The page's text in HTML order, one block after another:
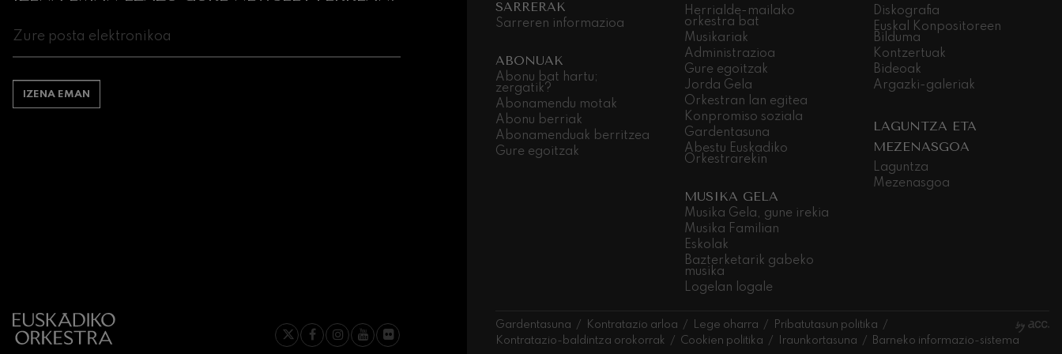
IZENA EMAN
SARRERAK
Sarreren informazioa
ABONUAK
Abonu bat hartu;
zergatik?
Abonamendu motak
Abonu berriak
Abonamenduak berritzea
Gure egoitzak
Herrialde-mailako
orkestra bat
Musikariak
Administrazioa
Gure egoitzak
Jorda Gela
Orkestran lan egitea
Konpromiso soziala
Gardentasuna
Abestu Euskadiko
Orkestrarekin
MUSIKA GELA
Musika Gela, gune irekia
Musika Familian
Eskolak
Bazterketarik gabeko
musika
Logelan logale
Diskografia
Euskal Konpositoreen
Bilduma
Kontzertuak
Bideoak
Argazki-galeriak
LAGUNTZA ETA
MEZENASGOA
Laguntza
Mezenasgoa
Gardentasuna Kontratazio arloa Lege oharra
Pribatutasun politika
Kontratazio-baldintza orokorrak
Cookien politika Iraunkortasuna Barneko informazio-sistema